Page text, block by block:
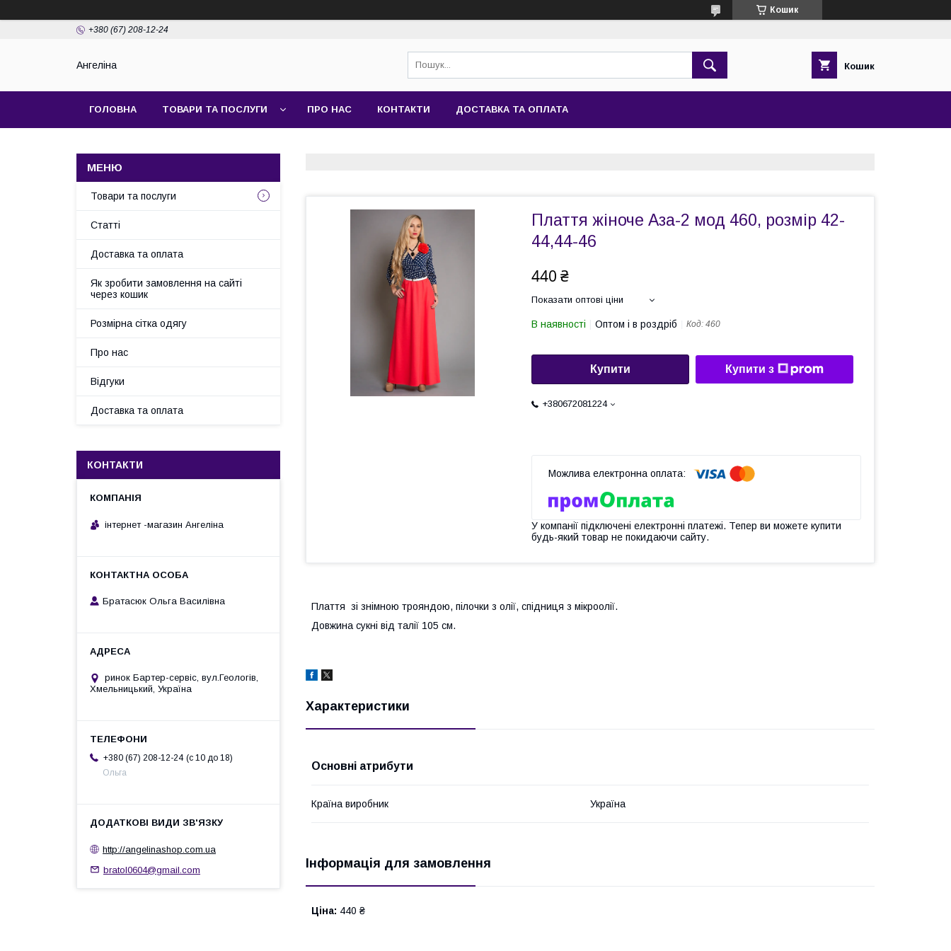
Кошик
+380 (67) 208-12-24
Ангеліна Кошик
ГОЛОВНА ТОВАРИ ТА ПОСЛУГИ ПРО НАС КОНТАКТИ ДОСТАВКА ТА ОПЛАТА
Плаття жіноче Аза-2 мод 460, розмір 42-
44,44-46
440 ₴
Показати оптові ціни
В наявності Оптом і в роздріб Код: 460
Купити Купити з
+380672081224
У компанії підключені електронні платежі. Тепер ви можете купити
будь-який товар не покидаючи сайту.
Плаття зі знімною трояндою, пілочки з олії, спідниця з мікроолії.
Довжина сукні від талії 105 см.
Характеристики
Основні атрибути
Країна виробник Україна
Інформація для замовлення
Ціна: 440 ₴
Товари та послуги
Статті
Доставка та оплата
Як зробити замовлення на сайті
через кошик
Розмірна сітка одягу
Про нас
Відгуки
Доставка та оплата
КОНТАКТИ
інтернет -магазин Ангеліна
Братасюк Ольга Василівна
ринок Бартер-сервіс, вул.Геологів,
Хмельницький, Україна
+380 (67) 208-12-24 c 10 до 18
Ольга
http://angelinashop.com.ua
bratol0604@gmail.com